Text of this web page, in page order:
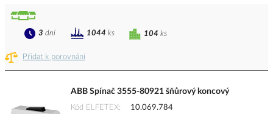
Přidat k porovnání
104 ks
3 dní 1044 ks
ABB Spínač 3555-80921 šňůrový koncový
Kód ELFETEX
10.069.784